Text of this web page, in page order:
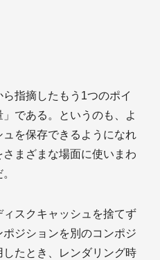
指摘したもう1つのポイ
である。というのも、よ
を保存できるようになれ
まざまな場面に使いまわ
スクキャッシュを捨てず
ジションを別のコンポジ
たとき、レンダリング時